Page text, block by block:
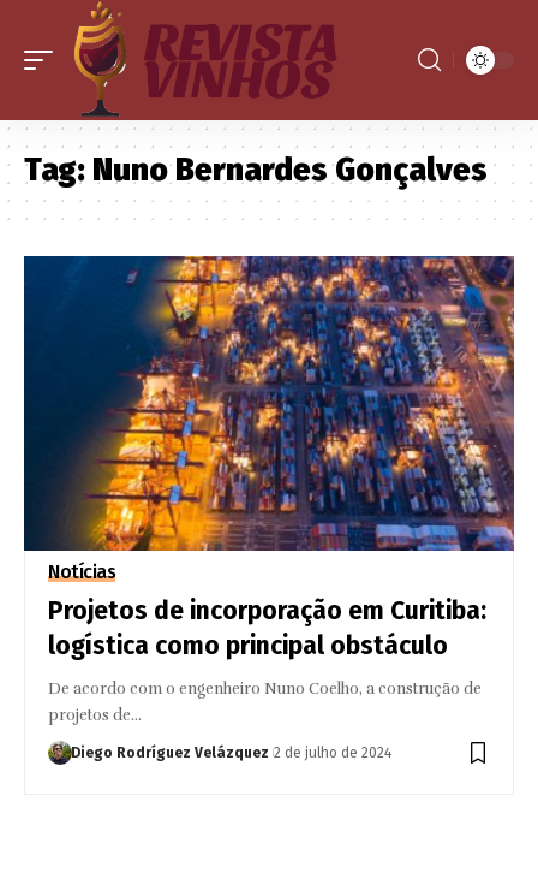
Tag: Nuno Bernardes Gonçalves
Notícias
Projetos de incorporação em Curitiba:
logística como principal obstáculo
De acordo com o engenheiro Nuno Coelho, a construção de
projetos de…
Diego Rodríguez Velázquez 2 de julho de 2024